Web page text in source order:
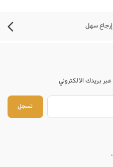
إرجاع سهل
بريدك الالكتروني
تسجل